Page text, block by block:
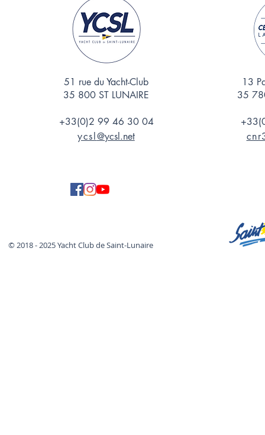
51 rue du Yacht-Club
35 800 ST LUNAIRE
+33(0)2 99 46 30 04
ycsl@ycsl.net
© 2018 - 2025 Yacht Club de Saint-Lunaire
13
35